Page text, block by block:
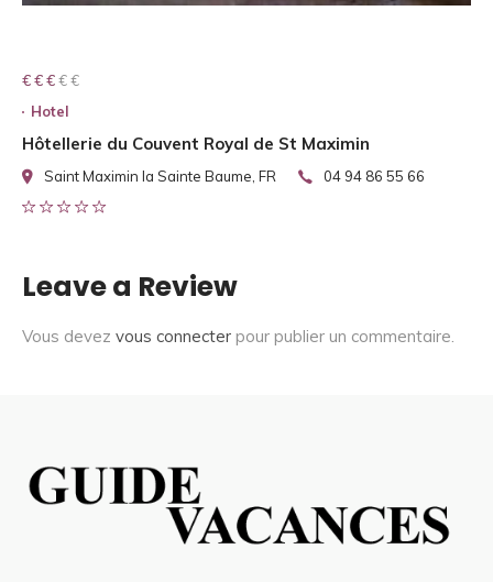
€ € € € €
€ € €
Hotel
Hôtellerie du Couvent Royal de St Maximin
Saint Maximin la Sainte Baume, FR 04 94 86 55 66
Leave a Review
Vous devez vous connecter pour publier un commentaire.